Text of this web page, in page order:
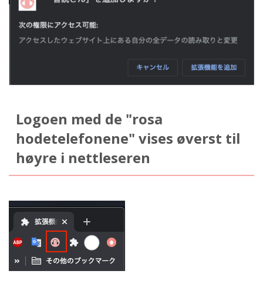
Logoen med de "rosa
hodetelefonene" vises øverst til
høyre i nettleseren